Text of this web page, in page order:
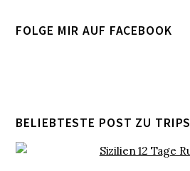
FOLGE MIR AUF FACEBOOK
BELIEBTESTE POST ZU